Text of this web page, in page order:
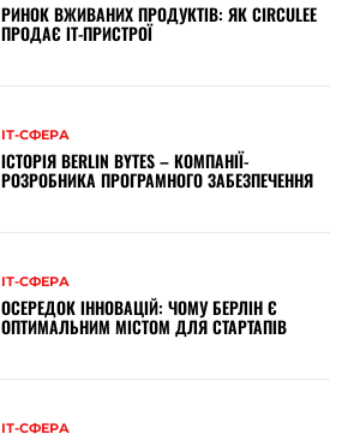
РИНОК ВЖИВАНИХ ПРОДУКТІВ: ЯК CIRCULEE
ПРОДАЄ ІТ-ПРИСТРОЇ
ІТ-СФЕРА
ІСТОРІЯ BERLIN BYTES – КОМПАНІЇ-
РОЗРОБНИКА ПРОГРАМНОГО ЗАБЕЗПЕЧЕННЯ
ІТ-СФЕРА
ОСЕРЕДОК ІННОВАЦІЙ: ЧОМУ БЕРЛІН Є
ОПТИМАЛЬНИМ МІСТОМ ДЛЯ СТАРТАПІВ
ІТ-СФЕРА